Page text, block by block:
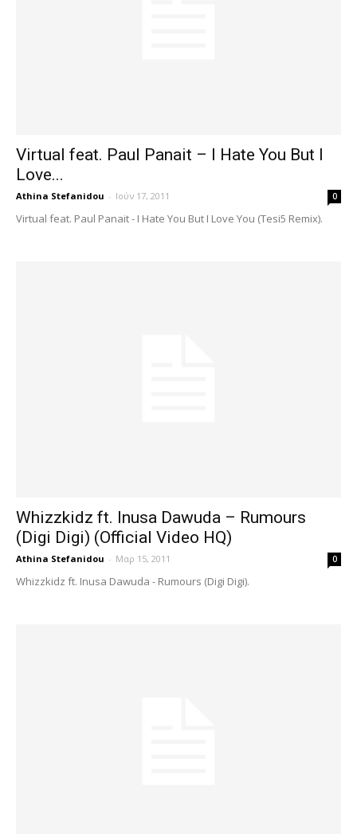
Virtual feat. Paul Panait – I Hate You But I
Love...
Athina Stefanidou - Ιούν 17, 2011 0
Virtual feat. Paul Panait - I Hate You But I Love You (Tesi5 Remix).
Whizzkidz ft. Inusa Dawuda – Rumours
(Digi Digi) (Official Video HQ)
Athina Stefanidou - Μαρ 15, 2011 0
Whizzkidz ft. Inusa Dawuda - Rumours (Digi Digi).